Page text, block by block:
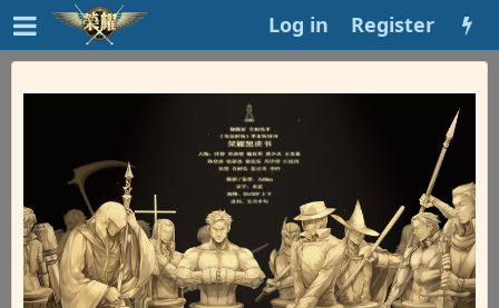
Log in Register